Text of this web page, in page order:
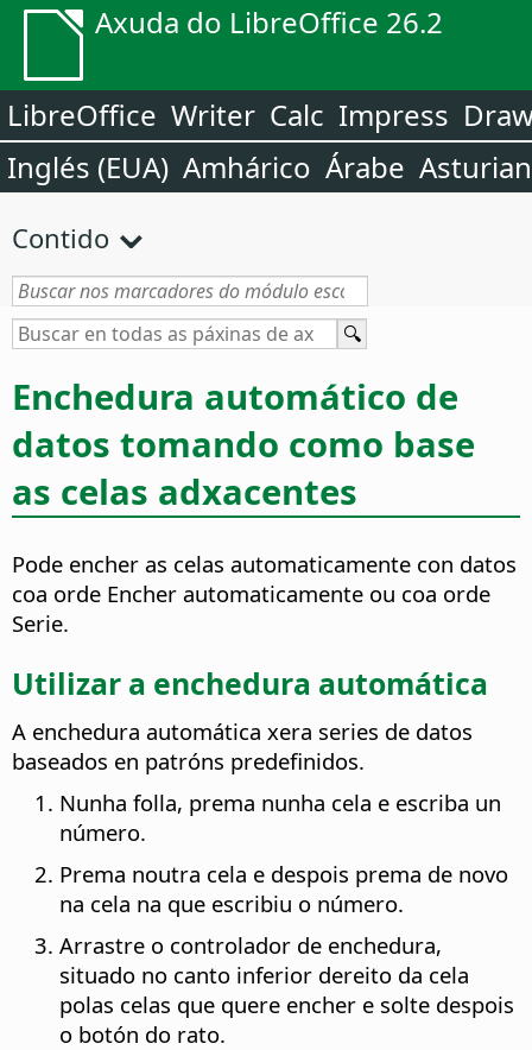
Axuda do LibreOffice 26.2
LibreOffice Writer Calc Impress
Inglés (EUA) Amhárico Árabe
Contido
Enchedura automático de
datos tomando como base
as celas adxacentes
Pode encher as celas automaticamente con datos
coa orde Encher automaticamente ou coa orde
Serie.
Utilizar a enchedura automática
A enchedura automática xera series de datos
baseados en patróns predefinidos.
Nunha folla, prema nunha cela e escriba un
número.
Prema noutra cela e despois prema de novo
na cela na que escribiu o número.
Arrastre o controlador de enchedura,
situado no canto inferior dereito da cela
polas celas que quere encher e solte despois
o botón do rato.